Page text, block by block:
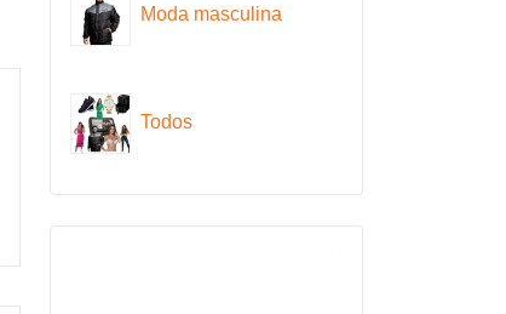
Moda masculina
Todos